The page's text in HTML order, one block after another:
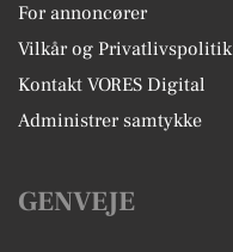
For annoncører
Vilkår og Privatlivspolitik
Kontakt VORES Digital
Administrer samtykke
GENVEJE